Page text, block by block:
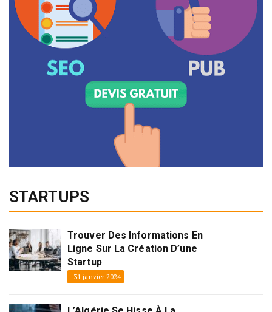
STARTUPS
Trouver Des Informations En
Ligne Sur La Création D’une
Startup
31 janvier 2024